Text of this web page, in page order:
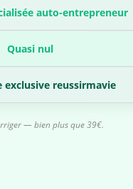
auto-entrepreneur
Quasi nul
reussirmavie
— bien plus que 39€.